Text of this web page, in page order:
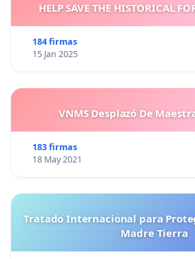
HELP SAVE THE HISTORICAL
184 firmas
15 Jan 2025
VNMS Desplazó De
183 firmas
18 May 2021
Tratado Internacional para
Madre Tierra